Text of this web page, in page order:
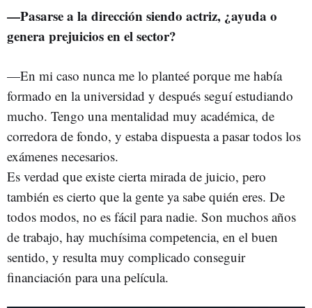
—Pasarse a la dirección siendo actriz, ¿ayuda o
genera prejuicios en el sector?
—En mi caso nunca me lo planteé porque me había
formado en la universidad y después seguí estudiando
mucho. Tengo una mentalidad muy académica, de
corredora de fondo, y estaba dispuesta a pasar todos los
exámenes necesarios.
Es verdad que existe cierta mirada de juicio, pero
también es cierto que la gente ya sabe quién eres. De
todos modos, no es fácil para nadie. Son muchos años
de trabajo, hay muchísima competencia, en el buen
sentido, y resulta muy complicado conseguir
financiación para una película.